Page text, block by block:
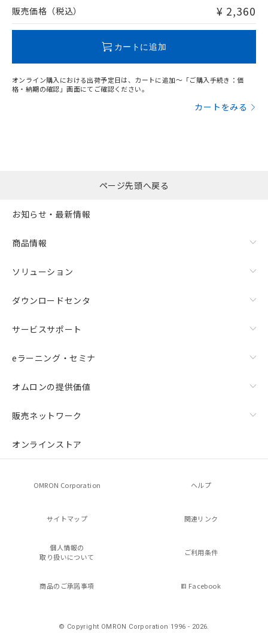
問い合わせください。
販売価格（税込） ¥ 2,360
カートに追加
オンライン購入における出荷予定日は、カートに追加～「ご購入手続き：価
格・納期の確認」画面にてご確認ください。
カートをみる
ページ先頭へ戻る
お知らせ・最新情報
商品情報
ソリューション
ダウンロードセンタ
サービスサポート
eラーニング・セミナ
オムロンの提供価値
販売ネットワーク
オンラインストア
OMRON Corporation ヘルプ
サイトマップ 関連リンク
個人情報の
取り扱いについて
ご利用条件
商品のご承諾事項 Facebook
© Copyright OMRON Corporation 1996 - 2026.